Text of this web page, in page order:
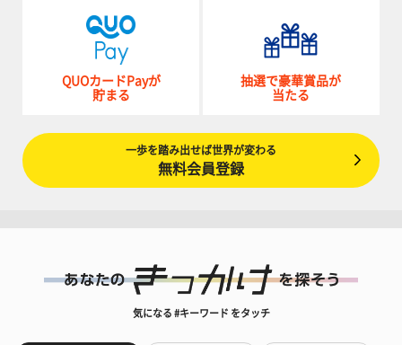
QUOカードPayが
貯まる
抽選で豪華賞品が
当たる
一歩を踏み出せば世界が変わる
無料会員登録
気になる #キーワード をタッチ